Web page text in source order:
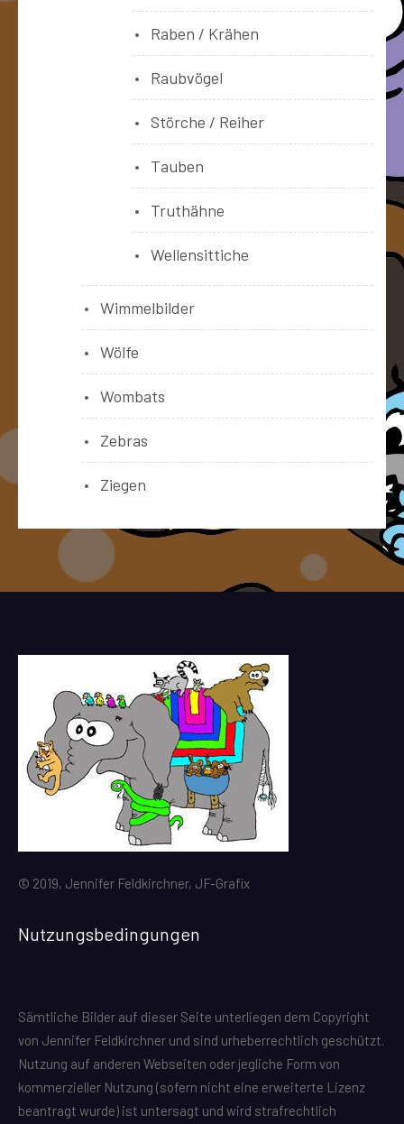
Raben / Krähen
Raubvögel
Störche / Reiher
Tauben
Truthähne
Wellensittiche
Wimmelbilder
Wölfe
Wombats
Zebras
Ziegen
© 2019, Jennifer Feldkirchner, JF-Grafix
Nutzungsbedingungen
Sämtliche Bilder auf dieser Seite unterliegen dem Copyright
von Jennifer Feldkirchner und sind urheberrechtlich geschützt.
Nutzung auf anderen Webseiten oder jegliche Form von
kommerzieller Nutzung (sofern nicht eine erweiterte Lizenz
beantragt wurde) ist untersagt und wird strafrechtlich